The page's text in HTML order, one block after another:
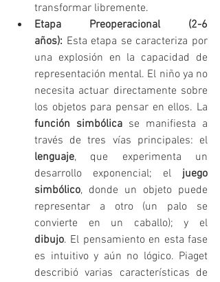
transformar libremente.
Etapa Preoperacional (2-6
años): Esta etapa se caracteriza por
una explosión en la capacidad de
representación mental. El niño ya no
necesita actuar directamente sobre
función simbólica se manifiesta a
lenguaje, que experimenta un
desarrollo exponencial; el juego
simbólico, donde un objeto puede
representar a otro (un palo se
dibujo. El pensamiento en esta fase
es intuitivo y aún no lógico. Piaget
describió varias características de